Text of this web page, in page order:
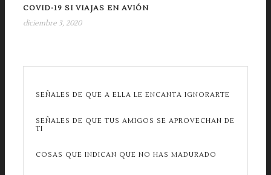
COVID-19 SI VIAJAS EN AVIÓN
diciembre 3, 2020
SEÑALES DE QUE A ELLA LE ENCANTA IGNORARTE
SEÑALES DE QUE TUS AMIGOS SE APROVECHAN DE
TI
COSAS QUE INDICAN QUE NO HAS MADURADO